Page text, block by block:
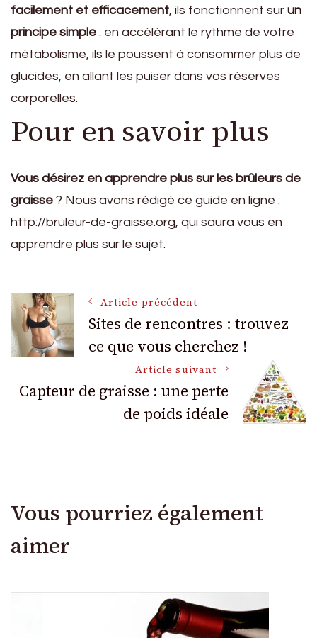
facilement et efficacement, ils fonctionnent sur un
principe simple : en accélérant le rythme de votre
métabolisme, ils le poussent à consommer plus de
glucides, en allant les puiser dans vos réserves
corporelles.
Pour en savoir plus
Vous désirez en apprendre plus sur les brûleurs de
graisse ? Nous avons rédigé ce guide en ligne :
http://bruleur-de-graisse.org, qui saura vous en
apprendre plus sur le sujet.
Navigation
des
articles
Article précédent
Sites de rencontres : trouvez
ce que vous cherchez !
Article suivant
Capteur de graisse : une perte
de poids idéale
Vous pourriez également
aimer